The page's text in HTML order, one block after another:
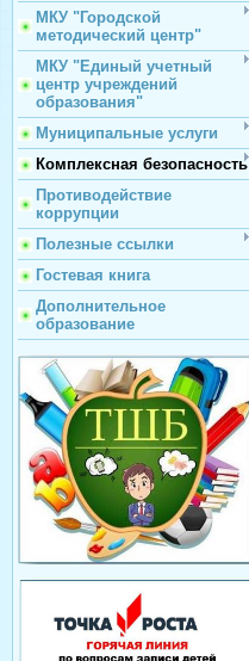
МКУ "Городской
методический центр"
МКУ "Единый учетный
центр учреждений
образования"
Муниципальные услуги
Комплексная безопасность
Противодействие
коррупции
Полезные ссылки
Гостевая книга
Дополнительное
образование